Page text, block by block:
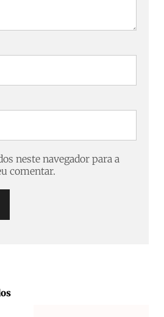
neste navegador para a
comentar.